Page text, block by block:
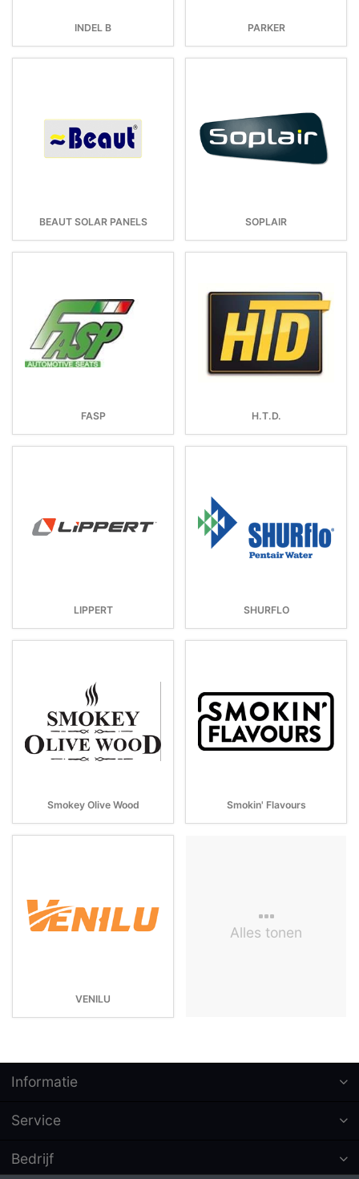
INDEL B PARKER
BEAUT SOLAR PANELS SOPLAIR
FASP H.T.D.
LIPPERT SHURFLO
Smokey Olive Wood Smokin' Flavours
VENILU
Alles tonen
Informatie
Service
Bedrijf